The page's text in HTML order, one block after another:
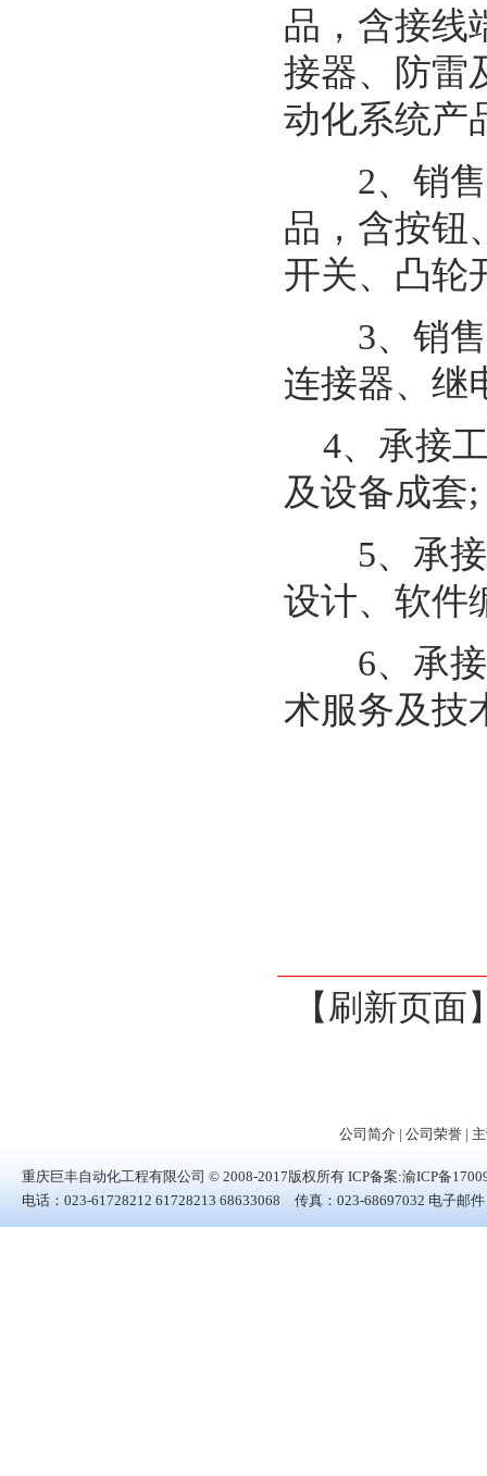
品，含接线
接器、防雷
动化系统产
2、销售
品，含按钮
开关、凸轮
3、销售
连接器、继
4、承接
及设备成套;
5、承接
设计、软件
6、承接
术服务及技
【刷新页面
公司简介| 公司荣誉|
重庆巨丰自动化工程有限公司 © 2008-2017版权所有 ICP备案:渝ICP备
电话：023-61728212 61728213 68633068 传真：023-68697032 电子邮